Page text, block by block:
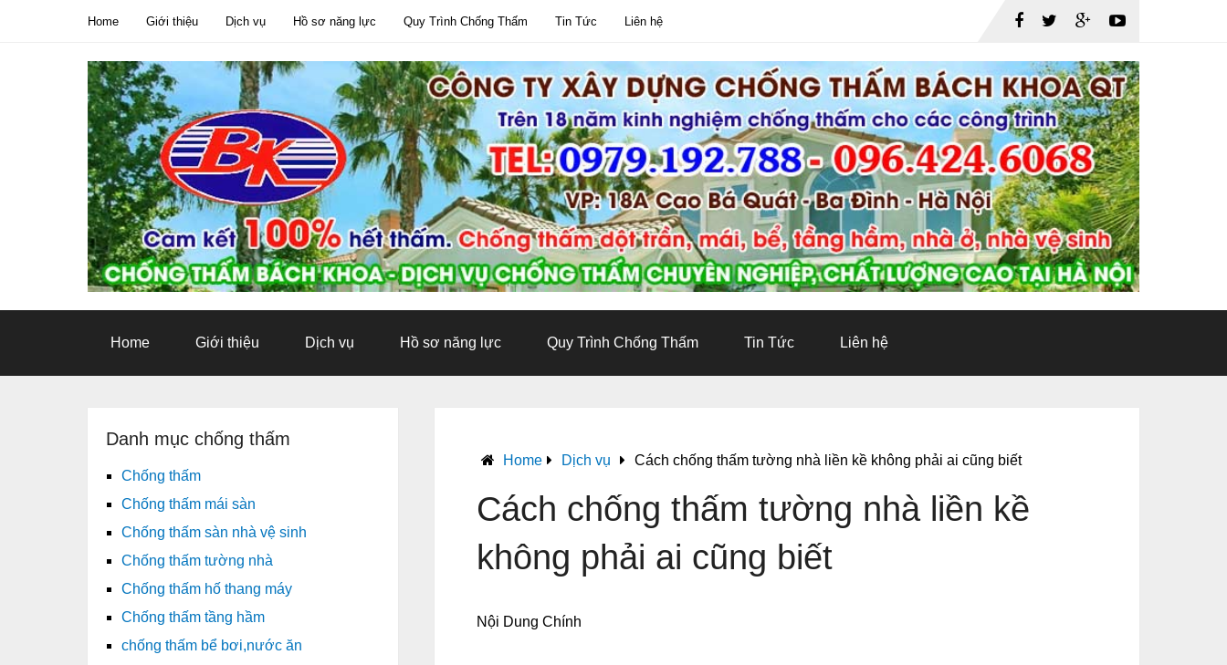
Home Giới thiệu Dịch vụ Hồ sơ năng lực Quy Trình Chống Thấm Tin Tức Liên hệ
Home Giới thiệu Dịch vụ Hồ sơ năng lực Quy Trình Chống Thấm Tin Tức Liên hệ
Home Dịch vụ Cách chống thấm tường nhà liền kề không phải ai cũng biết
Cách chống thấm tường nhà liền kề
không phải ai cũng biết
Nội Dung Chính
Danh mục chống thấm
Chống thấm
Chống thấm mái sàn
Chống thấm sàn nhà vệ sinh
Chống thấm tường nhà
Chống thấm hố thang máy
Chống thấm tầng hầm
chống thấm bể bơi,nước ăn